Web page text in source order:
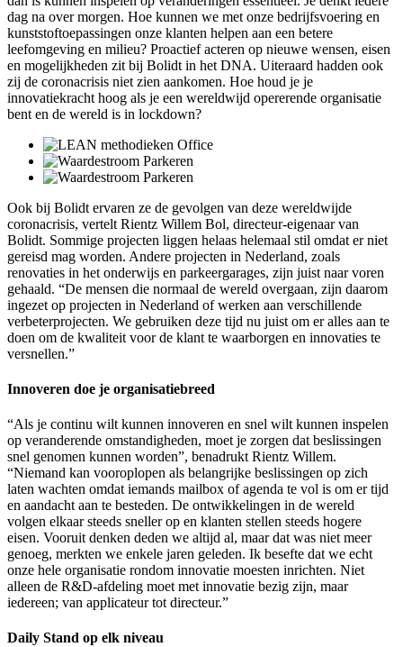
dag na over morgen. Hoe kunnen we met onze bedrijfsvoering en
kunststoftoepassingen onze klanten helpen aan een betere
leefomgeving en milieu? Proactief acteren op nieuwe wensen, eisen
en mogelijkheden zit bij Bolidt in het DNA. Uiteraard hadden ook
zij de coronacrisis niet zien aankomen. Hoe houd je je
innovatiekracht hoog als je een wereldwijd opererende organisatie
bent en de wereld is in lockdown?
Ook bij Bolidt ervaren ze de gevolgen van deze wereldwijde
coronacrisis, vertelt Rientz Willem Bol, directeur-eigenaar van
Bolidt. Sommige projecten liggen helaas helemaal stil omdat er niet
gereisd mag worden. Andere projecten in Nederland, zoals
renovaties in het onderwijs en parkeergarages, zijn juist naar voren
gehaald. “De mensen die normaal de wereld overgaan, zijn daarom
ingezet op projecten in Nederland of werken aan verschillende
verbeterprojecten. We gebruiken deze tijd nu juist om er alles aan te
doen om de kwaliteit voor de klant te waarborgen en innovaties te
versnellen.”
Innoveren doe je organisatiebreed
“Als je continu wilt kunnen innoveren en snel wilt kunnen inspelen
op veranderende omstandigheden, moet je zorgen dat beslissingen
snel genomen kunnen worden”, benadrukt Rientz Willem.
“Niemand kan vooroplopen als belangrijke beslissingen op zich
laten wachten omdat iemands mailbox of agenda te vol is om er tijd
en aandacht aan te besteden. De ontwikkelingen in de wereld
volgen elkaar steeds sneller op en klanten stellen steeds hogere
eisen. Vooruit denken deden we altijd al, maar dat was niet meer
genoeg, merkten we enkele jaren geleden. Ik besefte dat we echt
onze hele organisatie rondom innovatie moesten inrichten. Niet
alleen de R&D-afdeling moet met innovatie bezig zijn, maar
iedereen; van applicateur tot directeur.”
Daily Stand op elk niveau